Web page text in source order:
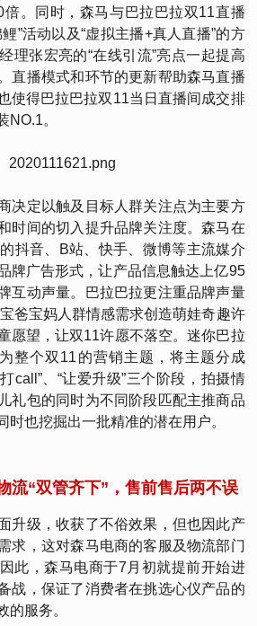
倍。同时，森马与巴拉巴拉双11直播
”活动以及“虚拟主播+真人直播”的方
理张宏亮的“在线引流”亮点一起提高
直播模式和环节的更新帮助森马直播
使得巴拉巴拉双11当日直播间成交排
NO.1。
决定以触及目标人群关注点为主要方
时间的切入提升品牌关注度。森马在
抖音、B站、快手、微博等主流媒介
牌广告形式，让产品信息触达上亿95
互动声量。巴拉巴拉更注重品牌声量
爸宝妈人群情感需求创造萌娃奇趣许
愿望，让双11许愿不落空。迷你巴拉
整个双11的营销主题，将主题分成
call”、“让爱升级”三个阶段，拍摄情
礼包的同时为不同阶段匹配主推商品
时也挖掘出一批精准的潜在用户。
流“双管齐下”，售前售后两不误
升级，收获了不俗效果，但也因此产
求，这对森马电商的客服及物流部门
此，森马电商于7月初就提前开始进
战，保证了消费者在挑选心仪产品的
的服务。